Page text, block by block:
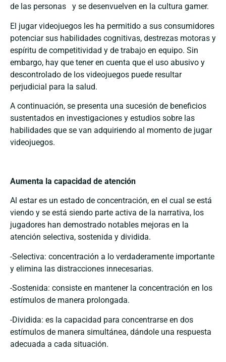
de las personas y se desenvuelven en la cultura gamer.
El jugar videojuegos les ha permitido a sus consumidores
potenciar sus habilidades cognitivas, destrezas motoras y
espíritu de competitividad y de trabajo en equipo. Sin
embargo, hay que tener en cuenta que el uso abusivo y
descontrolado de los videojuegos puede resultar
perjudicial para la salud.
A continuación, se presenta una sucesión de beneficios
sustentados en investigaciones y estudios sobre las
habilidades que se van adquiriendo al momento de jugar
videojuegos.
Aumenta la capacidad de atención
Al estar es un estado de concentración, en el cual se está
viendo y se está siendo parte activa de la narrativa, los
jugadores han demostrado notables mejoras en la
atención selectiva, sostenida y dividida.
-Selectiva: concentración a lo verdaderamente importante
y elimina las distracciones innecesarias.
-Sostenida: consiste en mantener la concentración en los
estímulos de manera prolongada.
-Dividida: es la capacidad para concentrarse en dos
estímulos de manera simultánea, dándole una respuesta
adecuada a cada situación.